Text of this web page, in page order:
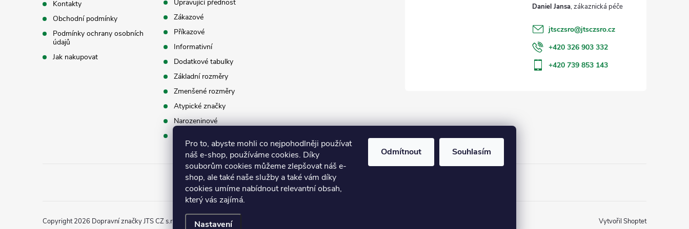
Pro to, abyste mohli co nejpohodlněji používat
náš e-shop, používáme cookies. Díky
souborům cookies můžeme zlepšovat náš e-
shop, ale také naše služby a také vám díky
cookies umíme nabídnout relevantní obsah,
který vás zajímá.
Nastavení
Odmítnout Souhlasím
Kontakty
Obchodní podmínky
Podmínky ochrany osobních
údajů
Jak nakupovat
Upravující přednost
Zákazové
Příkazové
Informativní
Dodatkové tabulky
Základní rozměry
Zmenšené rozměry
Atypické značky
Narozeninové
Daniel Jansa
jtsczsro@jtsczsro.cz
+420 326 903 332
+420 739 853 143
Vytvořil Shoptet
Copyright 2026 Dopravní značky JTS CZ s.r.o. . Všechna práva vyhrazena.